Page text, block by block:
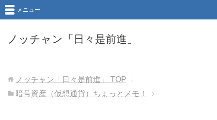
ノッチャン「日々是前進」
メニュー
ノッチャン「日々是前進」
TOP
暗号資産（仮想通貨）ちょっとメモ！